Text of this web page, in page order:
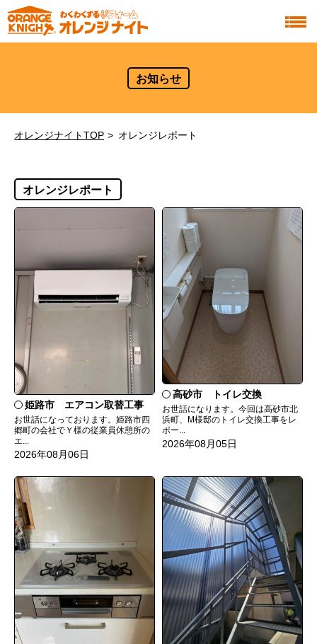
お知らせ
オレンジナイトTOP オレンジレポート
オレンジレポート
姫路市 エアコン取替工事
お世話になっております。姫路市四
郷町の会社でＹ様の従業員休憩所の
エ...
2026年08月06日
高砂市 トイレ交換
お世話になります。今回は高砂市北
浜町、M様邸のトイレ交換工事をレ
ポー...
2026年08月05日